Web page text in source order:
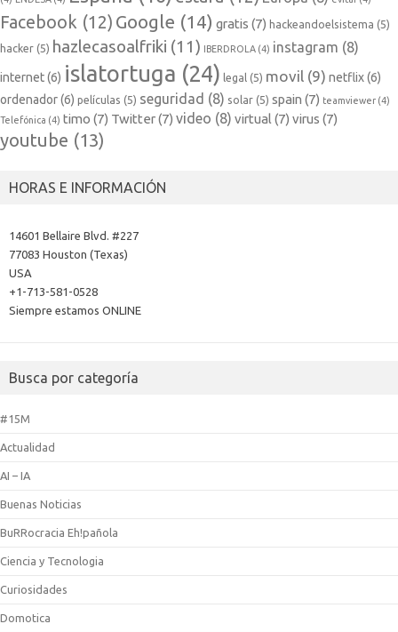
Facebook (12) Google (14) gratis (7) hackeandoelsistema (5)
hacker (5) hazlecasoalfriki (11) IBERDROLA (4) instagram (8)
internet(6) islatortuga (24) legal (5) movil (9) netflix(6)
ordenador(6) películas (5) seguridad (8) solar (5) spain (7) teamviewer (4)
Telefónica (4) timo (7) Twitter(7) video (8) virtual (7) virus (7)
youtube (13)
HORAS E INFORMACIÓN
14601 Bellaire Blvd. #227
77083 Houston (Texas)
USA
+1-713-581-0528
Siempre estamos ONLINE
Busca por categoría
#15M
Actualidad
AI – IA
Buenas Noticias
BuRRocracia Eh!pañola
Ciencia y Tecnologia
Curiosidades
Domotica